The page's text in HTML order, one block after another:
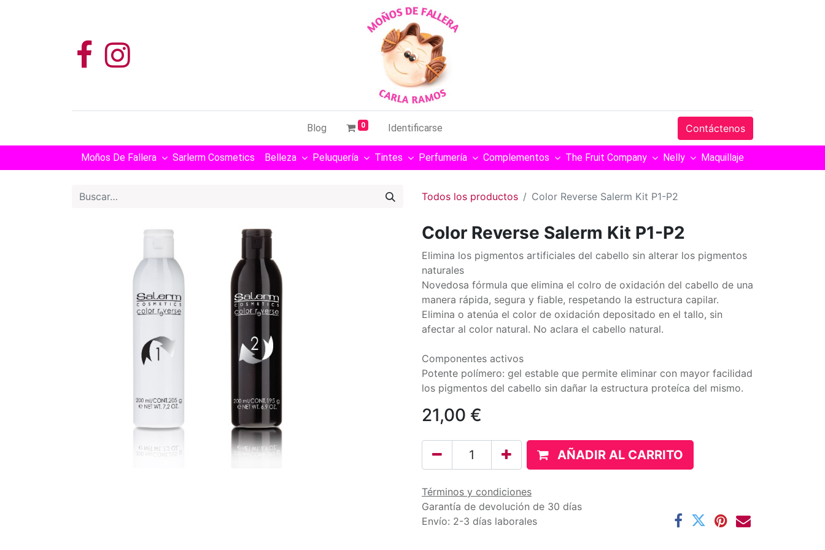
Blog 0 Identificarse Contáctenos
Moños De Fallera Sarlerm Cosmetics Belleza Peluquería Tintes Perfumería Complementos The Fruit Company Nelly Maquillaje
Todos los productos Color Reverse Salerm Kit P1-P2
Color Reverse Salerm Kit P1-P2
Elimina los pigmentos artificiales del cabello sin alterar los pigmentos
naturales
Novedosa fórmula que elimina el colro de oxidación del cabello de una
manera rápida, segura y fiable, respetando la estructura capilar.
Elimina o atenúa el color de oxidación depositado en el tallo, sin
afectar al color natural. No aclara el cabello natural.
Componentes activos
Potente polímero: gel estable que permite eliminar con mayor facilidad
los pigmentos del cabello sin dañar la estructura proteíca del mismo.
21,00 €
AÑADIR AL CARRITO
Términos y condiciones
Garantía de devolución de 30 días
Envío: 2-3 días laborales